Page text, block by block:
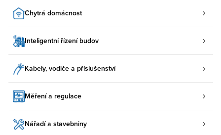
Chytrá domácnost
Inteligentní řízení budov
Kabely, vodiče a příslušenství
Měření a regulace
Nářadí a stavebniny